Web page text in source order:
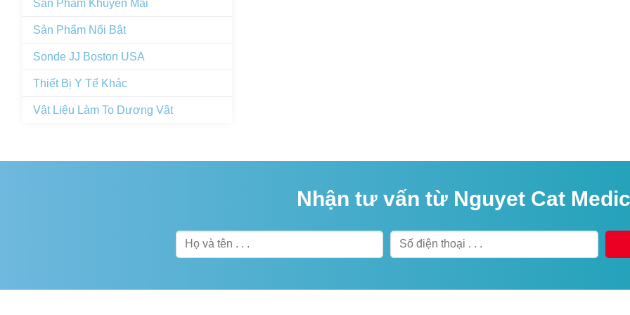
Sản Phẩm Khuyến Mãi
Sản Phẩm Nổi Bật
Sonde JJ Boston USA
Thiết Bị Y Tế Khác
Vật Liệu Làm To Dương Vật
Nhận tư vấn từ Nguyet Cat